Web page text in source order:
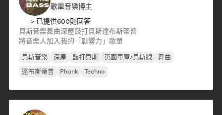
歌單音樂博主
> 已提供600則回答
貝斯音樂舞曲深屋鼓打貝斯達布斯蒂普
將音樂人加入我的「影響力」歌單
貝斯音樂 深屋 鼓打貝斯 英國車庫/貝斯線
舞曲
達布斯蒂普
Phonk Techno